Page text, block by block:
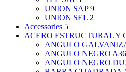
UNION SAP 9
UNION SEL 2
Accessories 5
ACERO ESTRUCTURAL Y
ANGULO
ANGULO NEGRO A36
ANGULO NEGRO